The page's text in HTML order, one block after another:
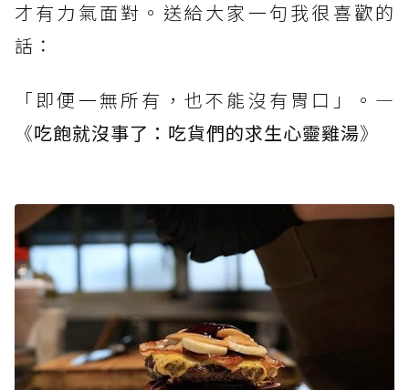
才有力氣面對。送給大家一句我很喜歡的
話：
「即便一無所有，也不能沒有胃口」。—
《吃飽就沒事了：吃貨們的求生心靈雞湯》